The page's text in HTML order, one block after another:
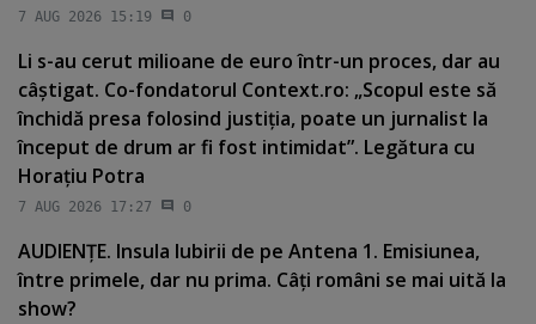
7 AUG 2026 15:19 0
Li s-au cerut milioane de euro într-un proces, dar au
câştigat. Co-fondatorul Context.ro: „Scopul este să
închidă presa folosind justiţia, poate un jurnalist la
început de drum ar fi fost intimidat”. Legătura cu
Horaţiu Potra
7 AUG 2026 17:27 0
AUDIENŢE. Insula Iubirii de pe Antena 1. Emisiunea,
între primele, dar nu prima. Câţi români se mai uită la
show?